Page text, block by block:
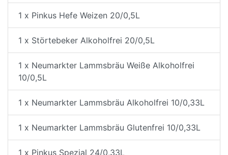
1 x Pinkus Hefe Weizen 20/0,5L
1 x Störtebeker Alkoholfrei 20/0,5L
1 x Neumarkter Lammsbräu Weiße Alkoholfrei
10/0,5L
1 x Neumarkter Lammsbräu Alkoholfrei 10/0,33L
1 x Neumarkter Lammsbräu Glutenfrei 10/0,33L
1 x Pinkus Spezial 24/0,33L